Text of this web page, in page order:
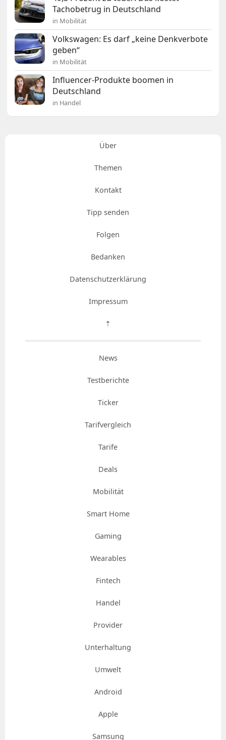
Tachobetrug in Deutschland
in Mobilität
Volkswagen: Es darf „keine Denkverbote
geben“
in Mobilität
Influencer-Produkte boomen in
Deutschland
in Handel
Über
Themen
Kontakt
Tipp senden
Folgen
Bedanken
Datenschutzerklärung
Impressum
⇡
News
Testberichte
Ticker
Tarifvergleich
Tarife
Deals
Mobilität
Smart Home
Gaming
Wearables
Fintech
Handel
Provider
Unterhaltung
Umwelt
Android
Apple
Samsung